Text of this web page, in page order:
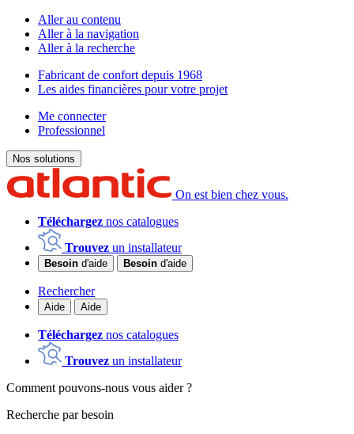
Aller au contenu
Aller à la navigation
Aller à la recherche
Fabricant de confort depuis 1968
Les aides financières pour votre projet
Me connecter
Professionnel
Nos solutions
On est bien chez vous.
Téléchargez nos catalogues
Trouvez un installateur
Besoin d'aide Besoin d'aide
Rechercher
Aide Aide
Téléchargez nos catalogues
Trouvez un installateur
Comment pouvons-nous vous aider ?
Recherche par besoin